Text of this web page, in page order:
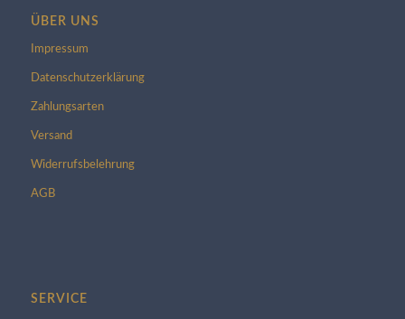
ÜBER UNS
Impressum
Datenschutzerklärung
Zahlungsarten
Versand
Widerrufsbelehrung
AGB
SERVICE